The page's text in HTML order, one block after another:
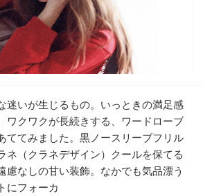
迷いが生じるもの。いっときの満足感
ワクワクが長続きする、ワードローブ
ててみました。黒ノースリーブフリル
ネ（クラネデザイン）クールを保てる
慮なしの甘い装飾。なかでも気品漂う
にフォーカ